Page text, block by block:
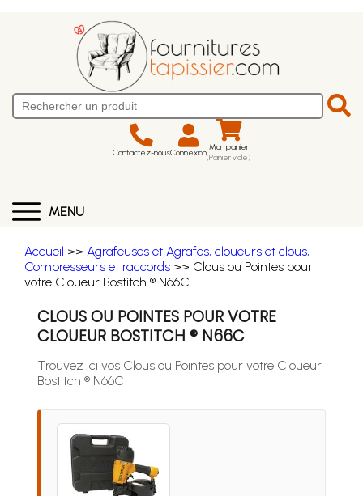
Contactez-nousConnexion Mon panier
(Panier vide)
MENU
Accueil >> Agrafeuses et Agrafes, cloueurs et clous,
Compresseurs et raccords >> Clous ou Pointes pour
votre Cloueur Bostitch ® N66C
CLOUS OU POINTES POUR VOTRE
CLOUEUR BOSTITCH ® N66C
Trouvez ici vos Clous ou Pointes pour votre Cloueur
Bostitch ® N66C